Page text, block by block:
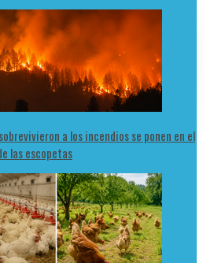
a los incendios se ponen en el
las escopetas